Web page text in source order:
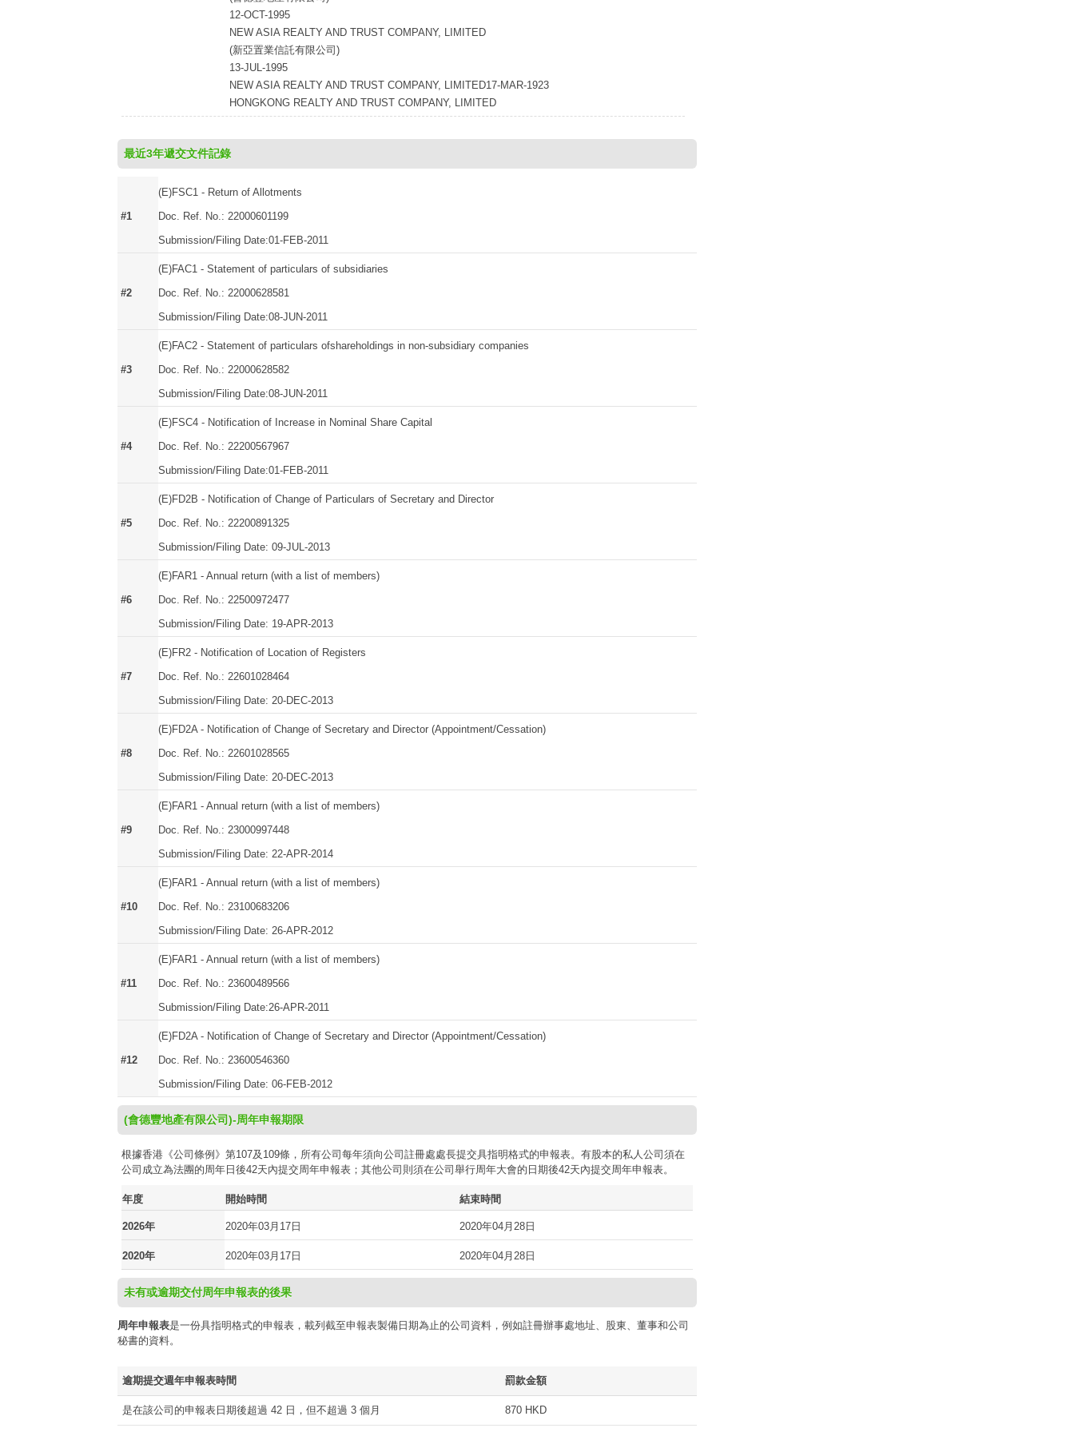
12-OCT-1995
NEW ASIA REALTY AND TRUST COMPANY, LIMITED
(新亞置業信託有限公司)
13-JUL-1995
NEW ASIA REALTY AND TRUST COMPANY, LIMITED17-MAR-1923
HONGKONG REALTY AND TRUST COMPANY, LIMITED
最近3年遞交文件記錄
#1
(E)FSC1 - Return of Allotments
Doc. Ref. No.: 22000601199
Submission/Filing Date:01-FEB-2011
#2
(E)FAC1 - Statement of particulars of subsidiaries
Doc. Ref. No.: 22000628581
Submission/Filing Date:08-JUN-2011
#3
(E)FAC2 - Statement of particulars ofshareholdings in non-subsidiary companies
Doc. Ref. No.: 22000628582
Submission/Filing Date:08-JUN-2011
#4
(E)FSC4 - Notification of Increase in Nominal Share Capital
Doc. Ref. No.: 22200567967
Submission/Filing Date:01-FEB-2011
#5
(E)FD2B - Notification of Change of Particulars of Secretary and Director
Doc. Ref. No.: 22200891325
Submission/Filing Date: 09-JUL-2013
#6
(E)FAR1 - Annual return (with a list of members)
Doc. Ref. No.: 22500972477
Submission/Filing Date: 19-APR-2013
#7
(E)FR2 - Notification of Location of Registers
Doc. Ref. No.: 22601028464
Submission/Filing Date: 20-DEC-2013
#8
(E)FD2A - Notification of Change of Secretary and Director (Appointment/Cessation)
Doc. Ref. No.: 22601028565
Submission/Filing Date: 20-DEC-2013
#9
(E)FAR1 - Annual return (with a list of members)
Doc. Ref. No.: 23000997448
Submission/Filing Date: 22-APR-2014
#10
(E)FAR1 - Annual return (with a list of members)
Doc. Ref. No.: 23100683206
Submission/Filing Date: 26-APR-2012
#11
(E)FAR1 - Annual return (with a list of members)
Doc. Ref. No.: 23600489566
Submission/Filing Date:26-APR-2011
#12
(E)FD2A - Notification of Change of Secretary and Director (Appointment/Cessation)
Doc. Ref. No.: 23600546360
Submission/Filing Date: 06-FEB-2012
(會德豐地產有限公司)-周年申報期限
根據香港《公司條例》第107及109條，所有公司每年須向公司註冊處處長提交具指明格式的申報表。有股本的私人公司須在
公司成立為法團的周年日後42天內提交周年申報表；其他公司則須在公司舉行周年大會的日期後42天內提交周年申報表。
年度 開始時間 結束時間
2026年 2020年03月17日 2020年04月28日
2020年 2020年03月17日 2020年04月28日
未有或逾期交付周年申報表的後果
周年申報表是一份具指明格式的申報表，載列截至申報表製備日期為止的公司資料，例如註冊辦事處地址、股東、董事和公司
秘書的資料。
逾期提交週年申報表時間 罰款金額
是在該公司的申報表日期後超過 42 日，但不超過 3 個月 870 HKD